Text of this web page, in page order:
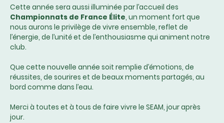
Cette année sera aussi illuminée par l’accueil des
Championnats de France Élite, un moment fort que
nous aurons le privilège de vivre ensemble, reflet de
l’énergie, de l’unité et de l’enthousiasme qui animent notre
club.
Que cette nouvelle année soit remplie d’émotions, de
réussites, de sourires et de beaux moments partagés, au
bord comme dans l’eau.
Merci à toutes et à tous de faire vivre le SEAM, jour après
jour.